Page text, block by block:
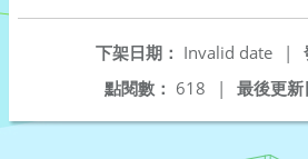
下架日期： Invalid date
|
最後更新
點閱數： 618 |